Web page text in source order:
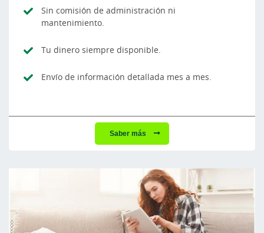
Sin comisión de administración ni
mantenimiento.
Tu dinero siempre disponible.
Envío de información detallada mes a mes.
Saber más